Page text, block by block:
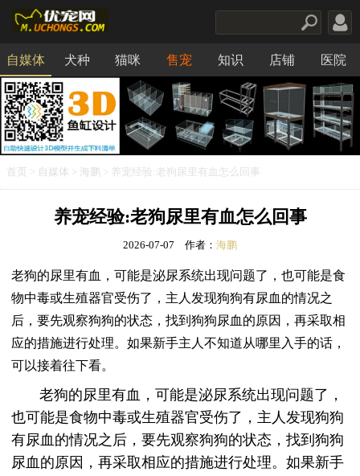
自媒体 犬种 猫咪 售宠 知识 店铺 医院
食品
首页 自媒体 海鹏 > 养宠经验:老狗尿里有血怎么回事
养宠经验:老狗尿里有血怎么回事
2026-07-07 作者： 海鹏
老狗的尿里有血，可能是泌尿系统出现问题了，也可能是食
物中毒或生殖器官受伤了，主人发现狗狗有尿血的情况之
后，要先观察狗狗的状态，找到狗狗尿血的原因，再采取相
应的措施进行处理。如果新手主人不知道从哪里入手的话，
可以接着往下看。
老狗的尿里有血，可能是泌尿系统出现问题了，
也可能是食物中毒或生殖器官受伤了，主人发现狗狗
有尿血的情况之后，要先观察狗狗的状态，找到狗狗
尿血的原因，再采取相应的措施进行处理。如果新手